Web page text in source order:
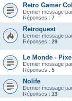
Retro Gamer
Dernier message
Réponses : 7
Retroquest
Dernier message
Réponses : 29
Le Monde -
Dernier message
Réponses : 5
Nolife
Dernier message
Réponses : 13